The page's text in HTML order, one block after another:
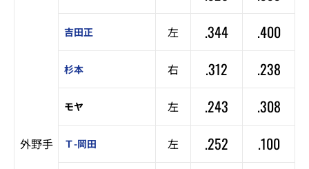
外野手
吉田正 左 .344 .400
杉本 右 .312 .238
モヤ 左 .243 .308
Ｔ-岡田 左 .252 .100